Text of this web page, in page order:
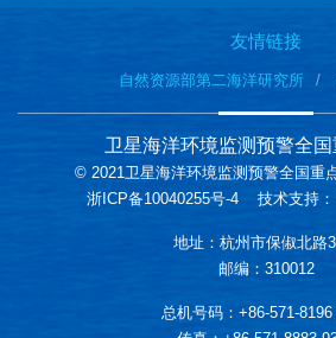
友情链接
自然资源部第二海洋研究所
卫星海洋环境监测预警全
© 2021卫星海洋环境监测预警全国重
浙ICP备10040255号-4 技术支持：
地址：杭州市保俶北路
邮编：310012
总机号码：+86-571-8196